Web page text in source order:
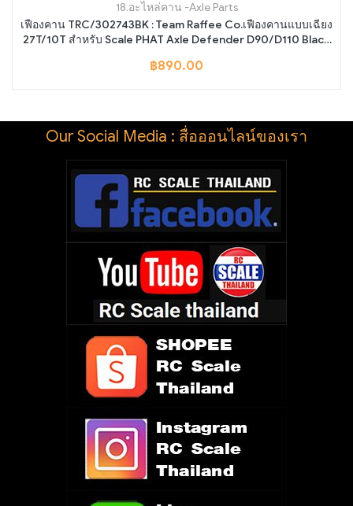
18.อะไหล่คาน -Axle Parts
เฟืองคาน TRC/302743BK : Team Raffee Co.เฟืองคานแบบเฉียง
27T/10T สำหรับ Scale PHAT Axle Defender D90/D110 Black
฿890.00
Our Social Media : สื่อออนไลน์ของเรา